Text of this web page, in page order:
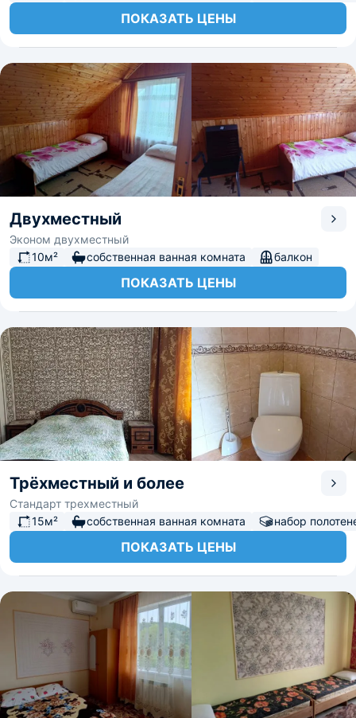
ПОКАЗАТЬ ЦЕНЫ
Двухместный
Эконом двухместный
10м²
собственная ванная комната балкон
ПОКАЗАТЬ ЦЕНЫ
Трёхместный и более
Стандарт трехместный
15м²
собственная ванная комната набор
ПОКАЗАТЬ ЦЕНЫ